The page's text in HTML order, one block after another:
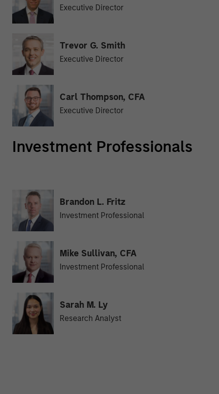
Executive Director
Trevor G. Smith
Executive Director
Carl Thompson, CFA
Executive Director
Investment Professionals
Brandon L. Fritz
Investment Professional
Mike Sullivan, CFA
Investment Professional
Sarah M. Ly
Research Analyst